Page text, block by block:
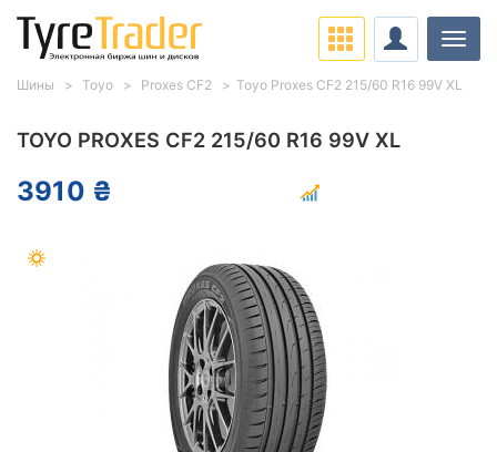
TOYO PROXES CF2 215/60 R16 99V XL
3910 ₴
Шины Toyo Proxes CF2 Toyo Proxes CF2 215/60 R16 99V XL